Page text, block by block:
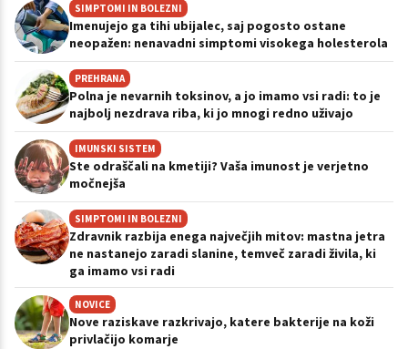
SIMPTOMI IN BOLEZNI
Imenujejo ga tihi ubijalec, saj pogosto ostane
neopažen: nenavadni simptomi visokega holesterola
PREHRANA
Polna je nevarnih toksinov, a jo imamo vsi radi: to je
najbolj nezdrava riba, ki jo mnogi redno uživajo
IMUNSKI SISTEM
Ste odraščali na kmetiji? Vaša imunost je verjetno
močnejša
SIMPTOMI IN BOLEZNI
Zdravnik razbija enega največjih mitov: mastna jetra
ne nastanejo zaradi slanine, temveč zaradi živila, ki
ga imamo vsi radi
NOVICE
Nove raziskave razkrivajo, katere bakterije na koži
privlačijo komarje